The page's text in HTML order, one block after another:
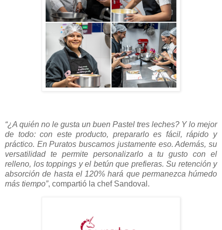
“¿A quién no le gusta un buen Pastel tres leches? Y lo mejor
de todo: con este producto, prepararlo es fácil, rápido y
práctico. En Puratos buscamos justamente eso. Además, su
versatilidad te permite personalizarlo a tu gusto con el
relleno, los toppings y el betún que prefieras. Su retención y
absorción de hasta el 120% hará que permanezca húmedo
más tiempo”, compartió la chef Sandoval.